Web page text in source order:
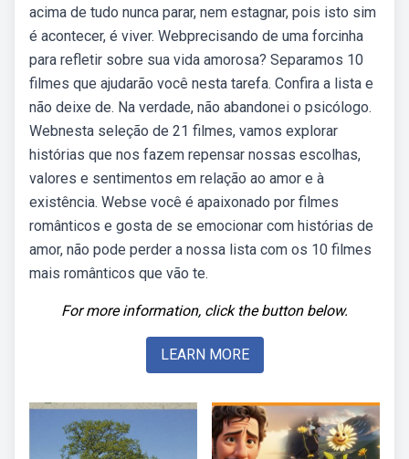
acima de tudo nunca parar, nem estagnar, pois isto sim
é acontecer, é viver. Webprecisando de uma forcinha
para refletir sobre sua vida amorosa? Separamos 10
filmes que ajudarão você nesta tarefa. Confira a lista e
não deixe de. Na verdade, não abandonei o psicólogo.
Webnesta seleção de 21 filmes, vamos explorar
histórias que nos fazem repensar nossas escolhas,
valores e sentimentos em relação ao amor e à
existência. Webse você é apaixonado por filmes
românticos e gosta de se emocionar com histórias de
amor, não pode perder a nossa lista com os 10 filmes
mais românticos que vão te.
For more information, click the button below.
LEARN MORE